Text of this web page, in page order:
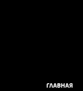
ГЛАВНАЯ